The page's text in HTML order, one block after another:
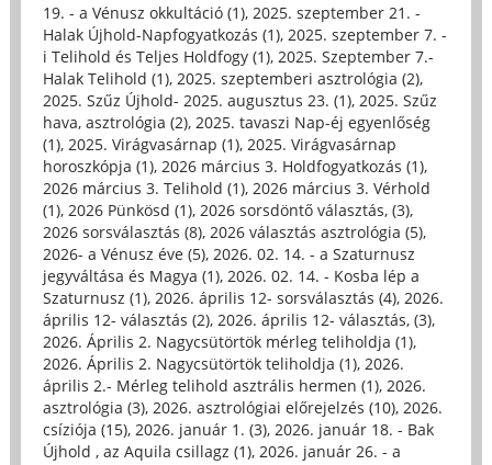
19. - a Vénusz okkultáció (1), 2025. szeptember 21. -
Halak Újhold-Napfogyatkozás (1), 2025. szeptember 7. -
i Telihold és Teljes Holdfogy (1), 2025. Szeptember 7.-
Halak Telihold (1), 2025. szeptemberi asztrológia (2),
2025. Szűz Újhold- 2025. augusztus 23. (1), 2025. Szűz
hava, asztrológia (2), 2025. tavaszi Nap-éj egyenlőség
(1), 2025. Virágvasárnap (1), 2025. Virágvasárnap
horoszkópja (1), 2026 március 3. Holdfogyatkozás (1),
2026 március 3. Telihold (1), 2026 március 3. Vérhold
(1), 2026 Pünkösd (1), 2026 sorsdöntő választás, (3),
2026 sorsválasztás (8), 2026 választás asztrológia (5),
2026- a Vénusz éve (5), 2026. 02. 14. - a Szaturnusz
jegyváltása és Magya (1), 2026. 02. 14. - Kosba lép a
Szaturnusz (1), 2026. április 12- sorsválasztás (4), 2026.
április 12- választás (2), 2026. április 12- választás, (3),
2026. Április 2. Nagycsütörtök mérleg teliholdja (1),
2026. Április 2. Nagycsütörtök teliholdja (1), 2026.
április 2.- Mérleg telihold asztrális hermen (1), 2026.
asztrológia (3), 2026. asztrológiai előrejelzés (10), 2026.
csíziója (15), 2026. január 1. (3), 2026. január 18. - Bak
Újhold , az Aquila csillagz (1), 2026. január 26. - a